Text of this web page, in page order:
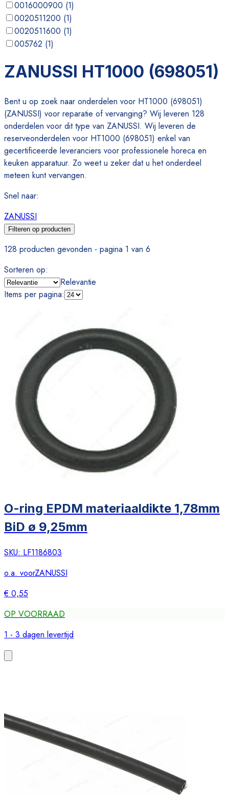
0016000900 (1)
0020511200 (1)
0020511600 (1)
005762 (1)
007029
)
ZANUSSI HT1000 (698051)
Bent u op zoek naar onderdelen voor HT1000 (698051)
(ZANUSSI) voor reparatie of vervanging? Wij leveren 128
onderdelen voor dit type van ZANUSSI. Wij leveren de
reserveonderdelen voor HT1000 (698051) enkel van
gecertificeerde leveranciers voor professionele horeca en
keuken apparatuur. Zo weet u zeker dat u het onderdeel
meteen kunt vervangen.
Snel naar:
ZANUSSI
Filteren op producten
128 producten gevonden - pagina 1 van 6
Sorteren op:
Relevantie
Items per pagina:
O-ring EPDM materiaaldikte 1,78mm
BiD ø 9,25mm
SKU: LF1186803
o.a. voorZANUSSI
€ 0,55
OP VOORRAAD
1 - 3 dagen levertijd